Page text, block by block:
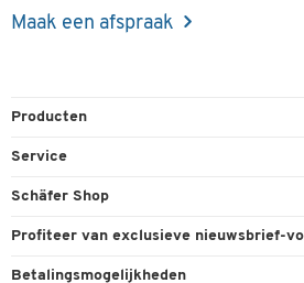
Maak een afspraak
Producten
Kantoorbenodigdheden
Service
Bestelling herroepen
Schäfer Shop
Algemene voorwaarden
Profiteer van exclusieve nieuwsbrief-
Welkomstgeschenk
Betalingsmogelijkheden